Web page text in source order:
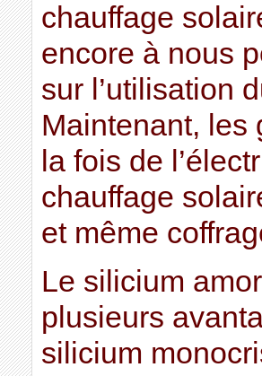
chauffage
encore à nous
sur l’utilisation
Maintenant, les
la fois de
chauffage
et même
Le silicium
plusieurs
silicium